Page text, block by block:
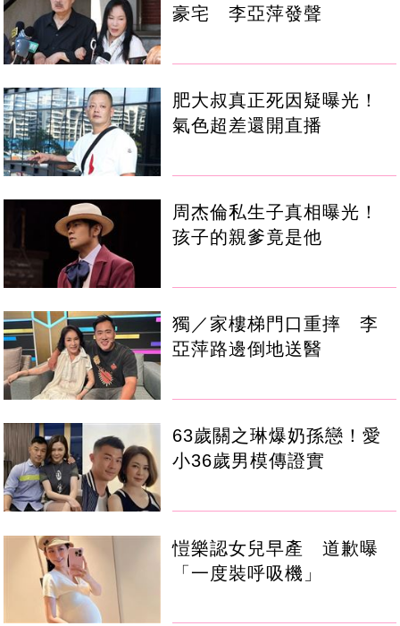
豪宅 李亞萍發聲
肥大叔真正死因疑曝光！
氣色超差還開直播
周杰倫私生子真相曝光！
孩子的親爹竟是他
獨／家樓梯門口重摔 李
亞萍路邊倒地送醫
63歲關之琳爆奶孫戀！愛
小36歲男模傳證實
愷樂認女兒早產 道歉曝
「一度裝呼吸機」